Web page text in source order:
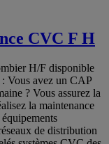
CVC F H
H/F disponible
Vous avez un CAP
? Vous assurez la
la maintenance
de distribution